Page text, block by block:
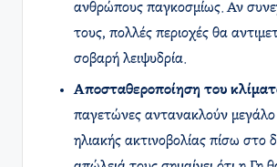
ανθρώπους παγκοσμίως. Αν
τους, πολλές περιοχές θα
σοβαρή λειψυδρία.
Αποσταθεροποίηση του
παγετώνες αντανακλούν
ηλιακής ακτινοβολίας πίσω στο